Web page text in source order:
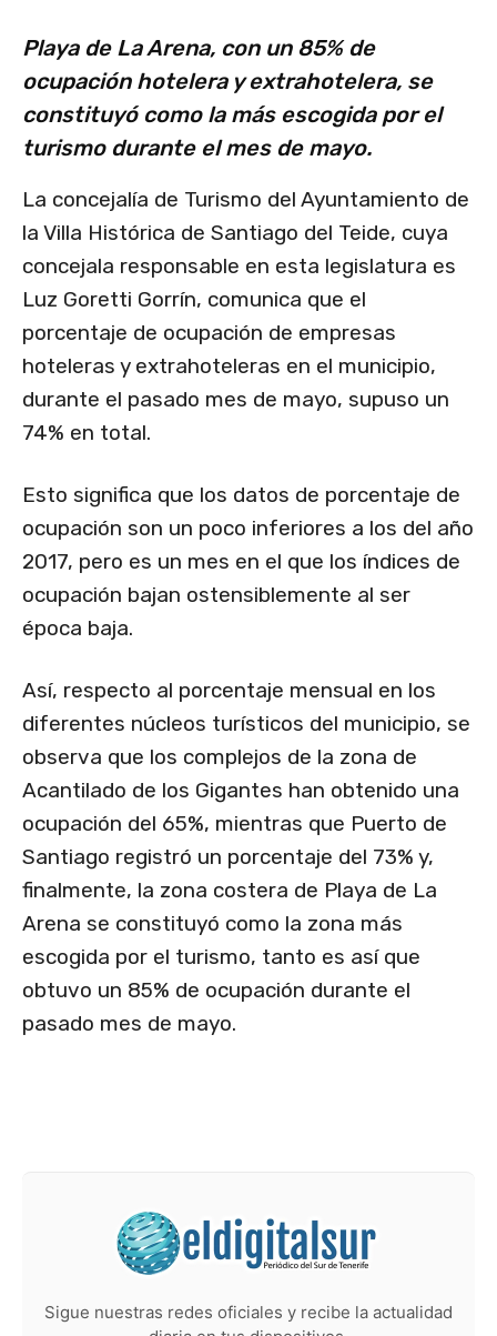
Playa de La Arena, con un 85% de
ocupación hotelera y extrahotelera, se
constituyó como la más escogida por el
turismo durante el mes de mayo.
La concejalía de Turismo del Ayuntamiento de
la Villa Histórica de Santiago del Teide, cuya
concejala responsable en esta legislatura es
Luz Goretti Gorrín, comunica que el
porcentaje de ocupación de empresas
hoteleras y extrahoteleras en el municipio,
durante el pasado mes de mayo, supuso un
74% en total.
Esto significa que los datos de porcentaje de
ocupación son un poco inferiores a los del año
2017, pero es un mes en el que los índices de
ocupación bajan ostensiblemente al ser
época baja.
Así, respecto al porcentaje mensual en los
diferentes núcleos turísticos del municipio, se
observa que los complejos de la zona de
Acantilado de los Gigantes han obtenido una
ocupación del 65%, mientras que Puerto de
Santiago registró un porcentaje del 73% y,
finalmente, la zona costera de Playa de La
Arena se constituyó como la zona más
escogida por el turismo, tanto es así que
obtuvo un 85% de ocupación durante el
pasado mes de mayo.
Sigue nuestras redes oficiales y recibe la actualidad